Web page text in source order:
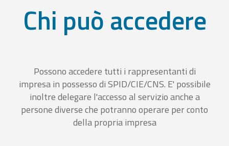
Chi può accedere
Possono accedere tutti i rappresentanti di
impresa in possesso di SPID/CIE/CNS. E' possibile
inoltre delegare l'accesso al servizio anche a
persone diverse che potranno operare per conto
della propria impresa